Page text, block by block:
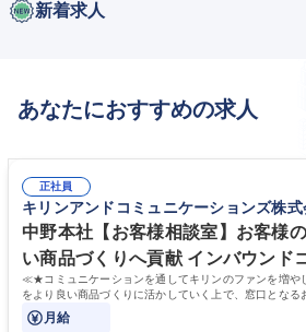
新着求人
あなたにおすすめの求人
正社員
キリンアンドコミュニケーションズ株式
中野本社【お客様相談室】お客様
い商品づくりへ貢献 インバウンド
≪★コミュニケーションを通してキリンのファンを増
をより良い商品づくりに活かしていく上で、窓口となる
月給